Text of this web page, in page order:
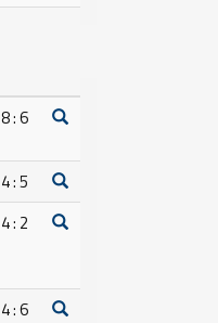
8 : 6
4 : 5
4 : 2
4 : 6